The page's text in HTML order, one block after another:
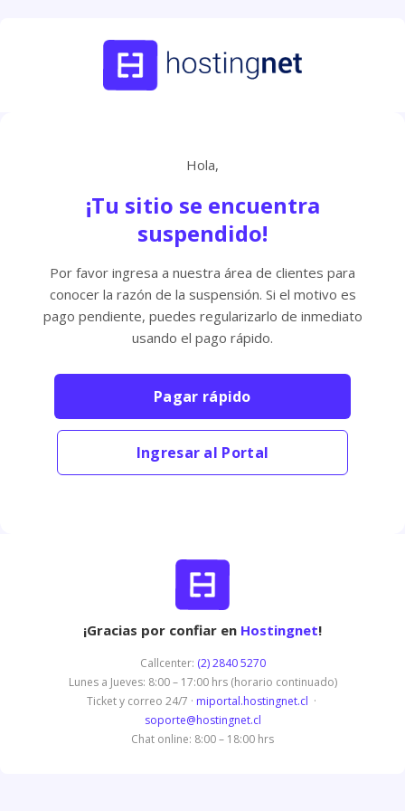
Hola,
¡Tu sitio se encuentra
suspendido!
Por favor ingresa a nuestra área de clientes para
conocer la razón de la suspensión. Si el motivo es
pago pendiente, puedes regularizarlo de inmediato
usando el pago rápido.
Pagar rápido
Ingresar al Portal
¡Gracias por confiar en Hostingnet!
Callcenter: (2) 2840 5270
Lunes a Jueves: 8:00 – 17:00 hrs (horario continuado)
Ticket y correo 24/7 · miportal.hostingnet.cl ·
soporte@hostingnet.cl
Chat online: 8:00 – 18:00 hrs